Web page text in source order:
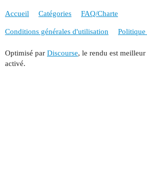
Accueil Catégories FAQ/Charte
Conditions générales d'utilisation
Optimisé par Discourse, le rendu est
activé.